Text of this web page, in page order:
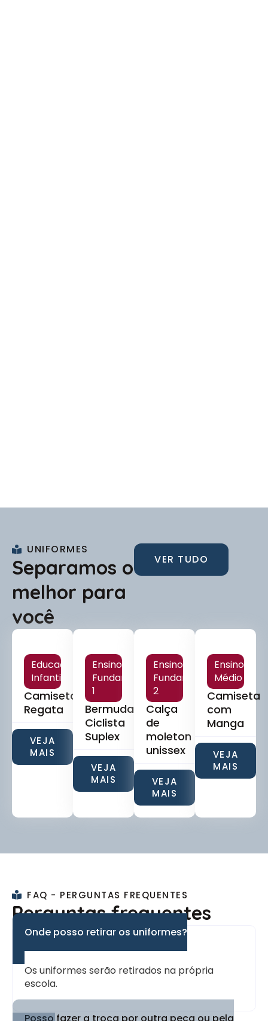
UNIFORMES
Separamos o
melhor para
você
VER TUDO
Educação
Infantil
Camiseta
Regata
VEJA
MAIS
Ensino
Fundamental
1
Bermuda
Ciclista
Suplex
VEJA
MAIS
Ensino
Fundamental
2
Calça
de
moleton
unissex
VEJA
MAIS
Ensino
Médio
Camiseta
com
Manga
VEJA
MAIS
FAQ - PERGUNTAS FREQUENTES
Perguntas frequentes
Onde posso retirar os uniformes?
Os uniformes serão retirados na própria
escola.
Posso fazer a troca por outra peça ou pela